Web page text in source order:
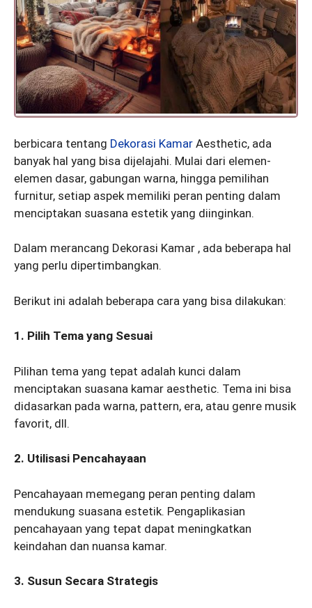
berbicara tentang Dekorasi Kamar Aesthetic, ada
banyak hal yang bisa dijelajahi. Mulai dari elemen-
elemen dasar, gabungan warna, hingga pemilihan
furnitur, setiap aspek memiliki peran penting dalam
menciptakan suasana estetik yang diinginkan.
Dalam merancang Dekorasi Kamar , ada beberapa hal
yang perlu dipertimbangkan.
Berikut ini adalah beberapa cara yang bisa dilakukan:
1. Pilih Tema yang Sesuai
Pilihan tema yang tepat adalah kunci dalam
menciptakan suasana kamar aesthetic. Tema ini bisa
didasarkan pada warna, pattern, era, atau genre musik
favorit, dll.
2. Utilisasi Pencahayaan
Pencahayaan memegang peran penting dalam
mendukung suasana estetik. Pengaplikasian
pencahayaan yang tepat dapat meningkatkan
keindahan dan nuansa kamar.
3. Susun Secara Strategis